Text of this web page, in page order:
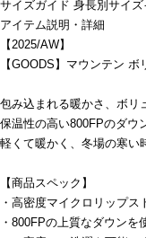
サイズガイド 身長別サイズ
アイテム説明・詳細
【2025/AW】
【GOODS】マウンテン
包み込まれる暖かさ、ボリ
保温性の高い800FPのダウ
軽くて暖かく、冬場の寒い
【商品スペック】
・高密度マイクロリップス
・800FPの上質なダウンを